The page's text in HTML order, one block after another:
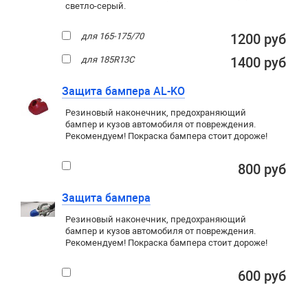
светло-серый.
для 165-175/70 1200 руб
для 185R13C 1400 руб
Защита бампера AL-KO
Резиновый наконечник, предохраняющий
бампер и кузов автомобиля от повреждения.
Рекомендуем! Покраска бампера стоит дороже!
800 руб
Защита бампера
Резиновый наконечник, предохраняющий
бампер и кузов автомобиля от повреждения.
Рекомендуем! Покраска бампера стоит дороже!
600 руб